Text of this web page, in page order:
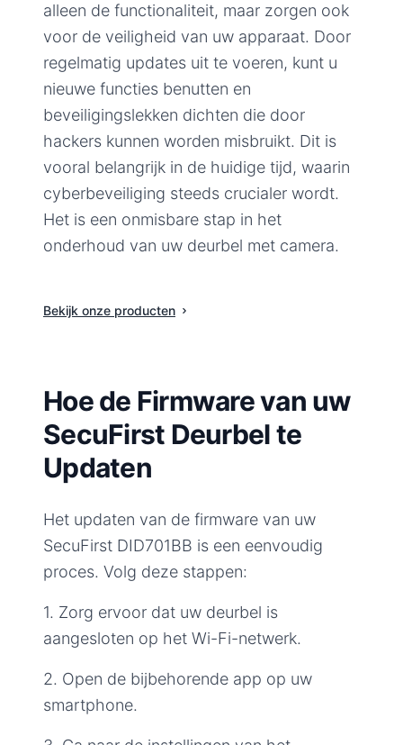
alleen de functionaliteit, maar zorgen ook
voor de veiligheid van uw apparaat. Door
regelmatig updates uit te voeren, kunt u
nieuwe functies benutten en
beveiligingslekken dichten die door
hackers kunnen worden misbruikt. Dit is
vooral belangrijk in de huidige tijd, waarin
cyberbeveiliging steeds crucialer wordt.
Het is een onmisbare stap in het
onderhoud van uw deurbel met camera.
Bekijk onze producten
Hoe de Firmware van uw
SecuFirst Deurbel te
Updaten
Het updaten van de firmware van uw
SecuFirst DID701BB is een eenvoudig
proces. Volg deze stappen:
1. Zorg ervoor dat uw deurbel is
aangesloten op het Wi-Fi-netwerk.
2. Open de bijbehorende app op uw
smartphone.